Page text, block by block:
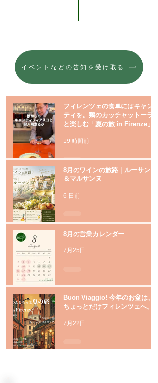
イベントなどの告知を受け取る
フィレンツェの食卓にはキャン
ティを。鶏のカッチャットーラ
と楽しむ「夏の旅 in Firenze」
19 時間前
8月のワインの旅路｜ルーサンヌ
＆マルサンヌ
6 日前
8月の営業カレンダー
7月25日
Buon Viaggio! 今年のお盆は、
ちょっとだけフィレンツェへ。
7月22日